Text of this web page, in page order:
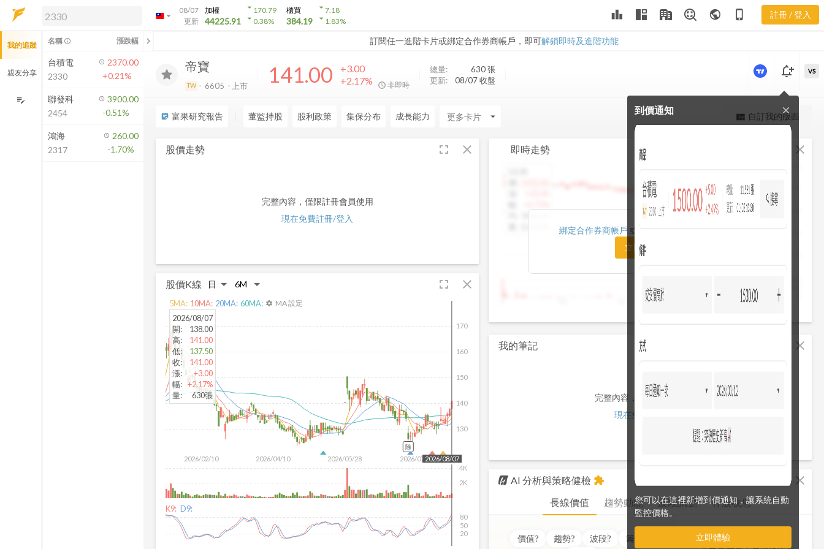
arrow_drop_down
08/07
更新
加權
44225.91
arrow_drop_down170.79
arrow_drop_down0.38%
櫃買
384.19
arrow_drop_down7.18
arrow_drop_down1.83% leaderboard public phone_iphone 註冊 / 登入
訂閱任一進階卡片或綁定合作券商帳戶，即可解鎖即時及進階功能
解鎖即時行情及進階功能
方案」，即可解鎖以下功能：
即時行情
即時市況與排行
成交金額熱力圖
前往方案訂閱
如何綁定合作券商
6605
帝寶
TW 6605 上市 141.00
+3.00
+2.17%
非即時
總量: 630張
更新:
08/07 收盤
更強大的進階價量圖表
notification_add
到價通知
您可以在這裡新增到價通知，讓系統自動
監控價格。
立即體驗
close
VS
sticky_note_2 富果研究報告 董監持股 股利政策 集保分布 成長能力 arrow_drop_down view_quilt 自訂我的版面
股價走勢 fullscreen close
完整內容，僅限註冊會員使用
現在免費註冊/登入
股價K線 fullscreen close
2026/02/10 2026/04/10 2026/05/28 2026/07/16
130
140
150
160
170
2026/08/07
2K
4K
2026/08/07
開:
138.00
高:
141.00
低:
137.50
收:
141.00
漲:
+3.00
幅: +2.17%
量: 630張
5MA: 10MA: 20MA: 60MA: settings MA 設定
除
K9: D9:
20
50
80
即時走勢 close
13
1420.00
13:30
綁定合作券商帳戶 或「訂閱任一方案」即可解鎖
立即前往訂閱
我的筆記 close
完整內容，僅限註冊會員使用
現在免費註冊/登入
AI 分析與策略健檢 close
extension
長線價值 趨勢動能 波段訊號 存股收息
價值? 趨勢? 波段? 籌碼 價值??
我的追蹤
親友分享
edit_note
名稱 info_outline 漲跌幅 chevron_left
台積電
2330
2370.00
+0.21%
聯發科
2454
3900.00
-0.51%
鴻海
2317
260.00
-1.70%